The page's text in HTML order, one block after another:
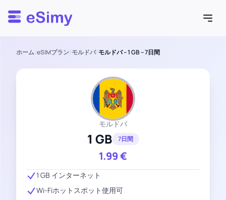
Esimy
ホーム/eSIMプラン/モルドバ/モルドバ – 1 GB – 7日間
モルドバ
1 GB 7日間
1.99€
1 GB インターネット
Wi-Fiホットスポット使用可